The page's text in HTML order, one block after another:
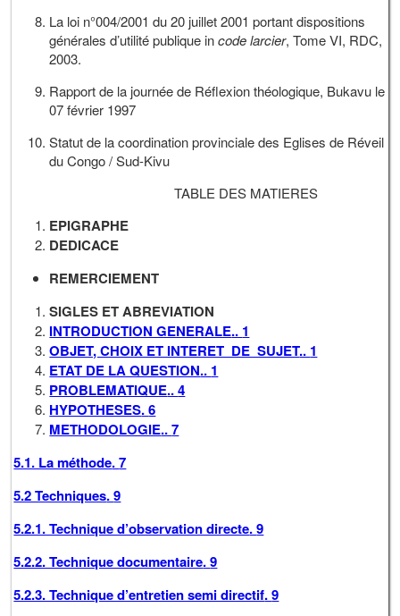
La loi n°004/2001 du 20 juillet 2001 portant dispositions
générales d’utilité publique incode larcier, Tome VI, RDC,
2003.
Rapport de la journée de Réflexion théologique, Bukavu le
07 février 1997
Statut de la coordination provinciale des Eglises de Réveil
du Congo / Sud-Kivu
TABLE DES MATIERES
EPIGRAPHE
DEDICACE
REMERCIEMENT
SIGLES ET ABREVIATION
INTRODUCTION GENERALE.. 1
OBJET, CHOIX ET INTERET DE SUJET.. 1
ETAT DE LA QUESTION.. 1
PROBLEMATIQUE..4
HYPOTHESES.6
METHODOLOGIE..7
5.1. La méthode.7
5.2 Techniques.9
5.2.1. Technique d’observation directe.9
5.2.2. Technique documentaire.9
5.2.3. Technique d’entretien semi directif.9